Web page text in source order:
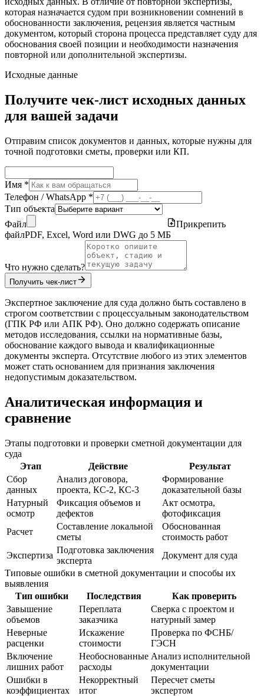
которая назначается судом при возникновении сомнений в
обоснованности заключения, рецензия является частным
документом, который сторона процесса представляет суду для
обоснования своей позиции и необходимости назначения
повторной или дополнительной экспертизы.
Исходные данные
Получите чек-лист исходных данных
для вашей задачи
Отправим список документов и данных, которые нужны для
точной подготовки сметы, проверки или КП.
Имя *
Телефон / WhatsApp *
Тип объекта
Файл
Прикрепить
файлPDF, Excel, Word или DWG до 5 МБ
Что нужно сделать?
Получить чек-лист
Экспертное заключение для суда должно быть составлено в
строгом соответствии с процессуальным законодательством
(ГПК РФ или АПК РФ). Оно должно содержать описание
методов исследования, ссылки на нормативные базы,
обоснование каждого вывода и квалификационные
документы эксперта. Отсутствие любого из этих элементов
может стать основанием для признания заключения
недопустимым доказательством.
Аналитическая информация и
сравнение
Этапы подготовки и проверки сметной документации для
суда
Этап
Действие
Результат
Сбор
данных
Анализ договора,
проекта, КС-2, КС-3
Формирование
доказательной базы
Натурный
осмотр
Фиксация объемов и
дефектов
Акт осмотра,
фотофиксация
Расчет
Составление локальной
сметы
Обоснованная
стоимость работ
Экспертиза
Подготовка заключения
эксперта
Документ для суда
Типовые ошибки в сметной документации и способы их
выявления
Тип ошибки
Последствия
Как проверить
Завышение
объемов
Переплата
заказчика
Сверка с проектом и
натурный замер
Неверные
расценки
Искажение
стоимости
Проверка по ФСНБ/
ГЭСН
Включение
лишних работ
Необоснованные
расходы
Анализ исполнительной
документации
Ошибки в
коэффициентах
Некорректный
итог
Пересчет сметы
экспертом